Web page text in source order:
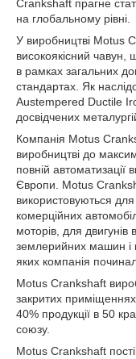
Crankshaft прагне
на глобальному рівні.
У виробництві Motus
високоякісний чавун,
в рамках загальних
стандартах. Як
Austempered Ductile
досвідчених
Компанія Motus
виробництві до
повній автоматизації
Європи. Motus
використовуються для
комерційних
моторів, для двигунів
землерийних машин і
яких компанія
Motus Crankshaft
закритих
40% продукції в 50
союзу.
Motus Crankshaft